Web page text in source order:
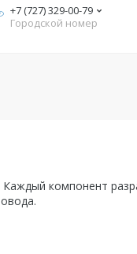
+7 (727) 329-00-79
Городской номер
компонент